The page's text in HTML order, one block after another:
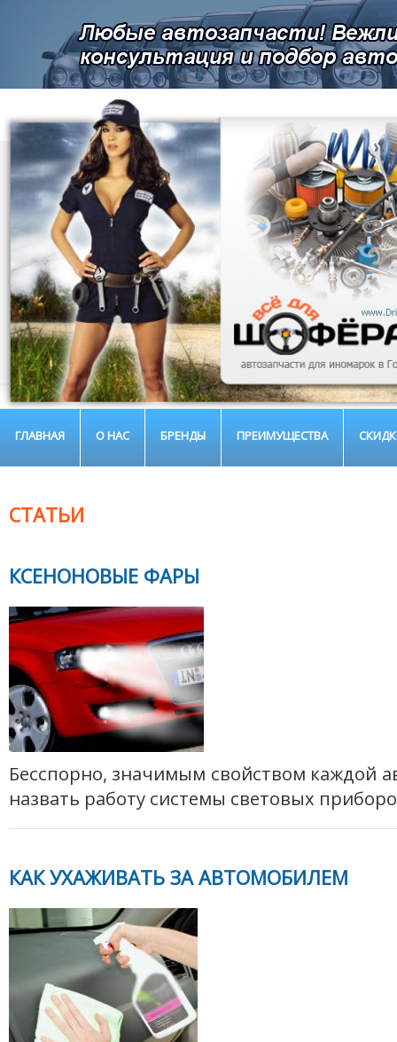
ГЛАВНАЯ О НАС БРЕНДЫ ПРЕИМУЩЕСТВА
СТАТЬИ
КСЕНОНОВЫЕ ФАРЫ
Бесспорно, значимым свойством каждой
назвать работу системы световых
КАК УХАЖИВАТЬ ЗА АВТОМОБИЛЕМ